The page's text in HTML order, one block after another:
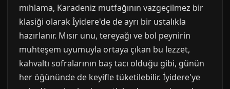
mıhlama, Karadeniz mutfağının vazgeçilmez bir
klasiği olarak İyidere'de de ayrı bir ustalıkla
hazırlanır. Mısır unu, tereyağı ve bol peynirin
muhteşem uyumuyla ortaya çıkan bu lezzet,
kahvaltı sofralarının baş tacı olduğu gibi, günün
her öğününde de keyifle tüketilebilir. İyidere'ye